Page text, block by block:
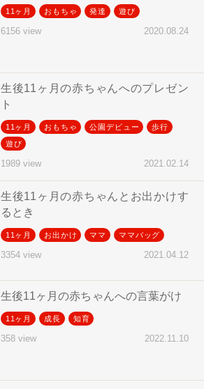
11ヶ月 おもちゃ 発達 遊び
6156 view 2020.08.24
生後11ヶ月の赤ちゃんへのプレゼン
ト
11ヶ月 おもちゃ 公園デビュー
歩行
遊び
1989 view 2021.02.14
生後11ヶ月の赤ちゃんとお出かけす
るとき
11ヶ月 お出かけ ママ ママバッグ
3354 view 2021.04.12
生後11ヶ月の赤ちゃんへの言葉がけ
11ヶ月 成長 知育
358 view 2022.11.10